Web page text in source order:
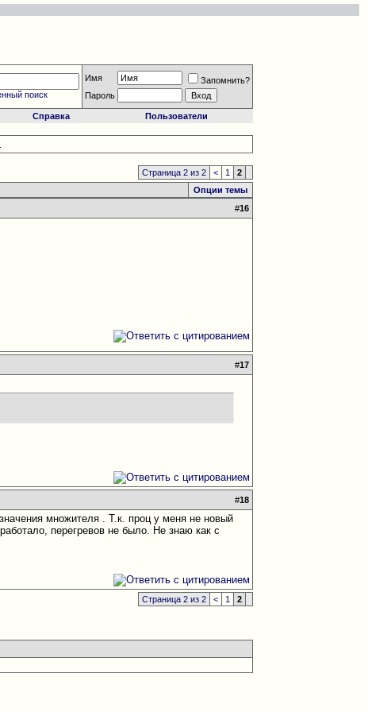
поиск
Имя
Запомнить?
Пароль
Справка Пользователи
Страница 2 из 2 < 1
2
Опции темы
#16
#17
#18
множителя . Т.к. проц у меня не новый
перегревов не было. Не знаю как с
Страница 2 из 2 < 1 2